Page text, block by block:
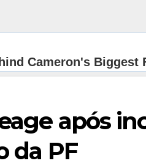
após
da PF